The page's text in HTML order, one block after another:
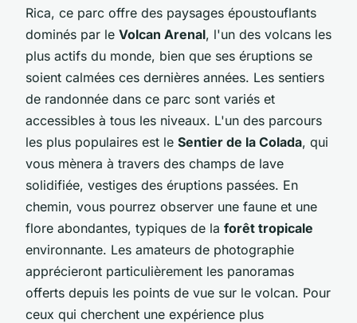
Rica, ce parc offre des paysages époustouflants
dominés par le Volcan Arenal, l'un des volcans les
plus actifs du monde, bien que ses éruptions se
soient calmées ces dernières années. Les sentiers
de randonnée dans ce parc sont variés et
accessibles à tous les niveaux. L'un des parcours
les plus populaires est le Sentier de la Colada, qui
vous mènera à travers des champs de lave
solidifiée, vestiges des éruptions passées. En
chemin, vous pourrez observer une faune et une
flore abondantes, typiques de la forêt tropicale
environnante. Les amateurs de photographie
apprécieront particulièrement les panoramas
offerts depuis les points de vue sur le volcan. Pour
ceux qui cherchent une expérience plus